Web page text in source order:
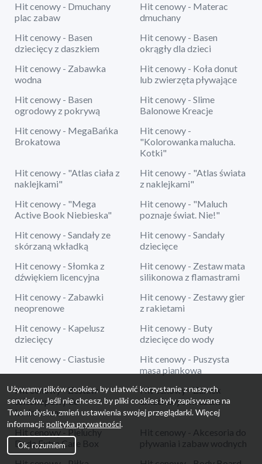
Hit cenowy - Dmuchany
plac zabaw
Hit cenowy - Materac
dmuchany
Hit cenowy - Basen
dziecięcy z daszkiem
Hit cenowy - Basen
okrągły dla dzieci
Hit cenowy - Zabawka
wodna
Hit cenowy - Koła donut
lub zwierzęta pływające
Hit cenowy - Basen
ogrodowy z pokrywą
Hit cenowy - Slime
Balonowe Kreacje
Hit cenowy - MegaBańka
Brokatowa
Hit cenowy -
"Kolorowanka malucha.
Kotki"
Hit cenowy - "Atlas ciała z
naklejkami"
Hit cenowy - "Atlas świata
z naklejkami"
Hit cenowy - "Mega
Active Book Niebieska"
Hit cenowy - "Maluch
poznaje świat. Nie!"
Hit cenowy - Sandały ze
skórzaną wkładką
Hit cenowy - Sandały
dziecięce
Hit cenowy - Słomka z
dźwiękiem licencyjna
Hit cenowy - Zestaw mata
silikonowa z flamastrami
Hit cenowy - Zabawki
neoprenowe
Hit cenowy - Zestawy gier
z rakietami
Hit cenowy - Kapelusz
dziecięcy
Hit cenowy - Buty
dziecięce do wody
Hit cenowy - Ciastusie
Hit cenowy - Puszysta
masa piankowa
Hit cenowy - Zestaw
teleskopowy do
badmintona
Hit cenowy - Zamek
dmuchany z koszem
Hit cenowy - Pieluchy
Dada Extra Care Box
Hit cenowy - Akcesoria do
pływania i zabaw wodnych
Używamy plików cookies, by ułatwić korzystanie z naszych
serwisów. Jeśli nie chcesz, by pliki cookies były zapisywane na
Twoim dysku, zmień ustawienia swojej przeglądarki. Więcej
informacji: polityka prywatności.
Ok, rozumiem